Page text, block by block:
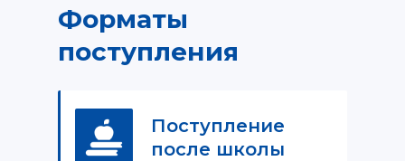
Форматы
поступления
Поступление
после школы